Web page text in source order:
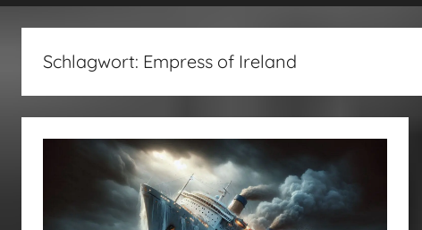
fertig…!
Schlagwort: Empress of Ireland